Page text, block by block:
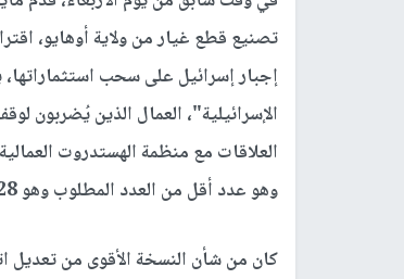
تصنيع قطع غيار من ولاية أوهايو،
إجبار إسرائيل على سحب استثماراتها،
الإسرائيلية"، العمال الذين يُضربون
وهو عدد أقل من العدد المطلوب وهو 128 مندوبًا.